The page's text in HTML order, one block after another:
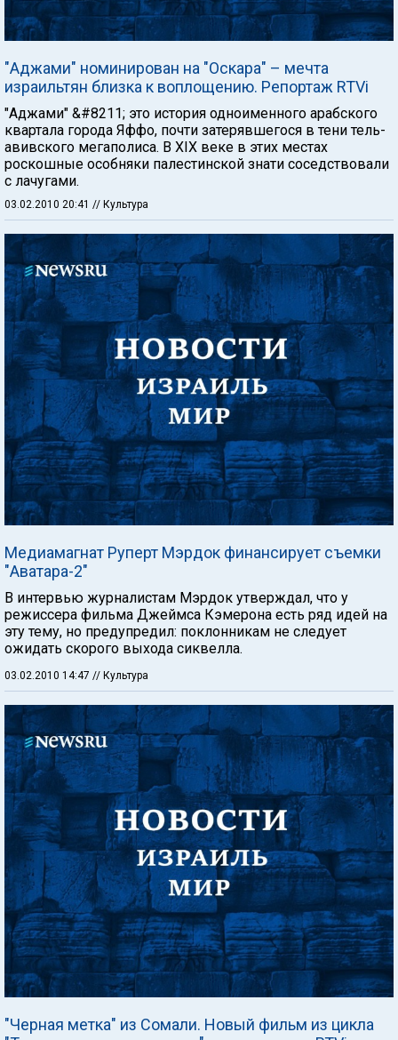
"Аджами" номинирован на "Оскара" – мечта
израильтян близка к воплощению. Репортаж RTVi
"Аджами" &#8211; это история одноименного арабского
квартала города Яффо, почти затерявшегося в тени тель-
авивского мегаполиса. В XIX веке в этих местах
роскошные особняки палестинской знати соседствовали
с лачугами.
03.02.2010 20:41 // Культура
Медиамагнат Руперт Мэрдок финансирует съемки
"Аватара-2"
В интервью журналистам Мэрдок утверждал, что у
режиссера фильма Джеймса Кэмерона есть ряд идей на
эту тему, но предупредил: поклонникам не следует
ожидать скорого выхода сиквелла.
03.02.2010 14:47 // Культура
"Черная метка" из Сомали. Новый фильм из цикла